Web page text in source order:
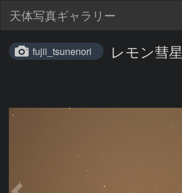
天体写真ギャラリー
fujii_tsunenori レモン彗星